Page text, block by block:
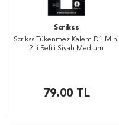
Scrikss
Scrikss Tükenmez Kalem D1 Mini
2'li Refili Siyah Medium
79.00TL